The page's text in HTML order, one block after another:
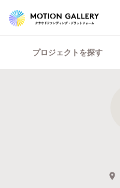
プロジェクトを探す